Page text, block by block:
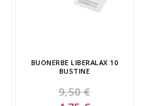
BUONERBE LIBERALAX 10
BUSTINE
9,50 €